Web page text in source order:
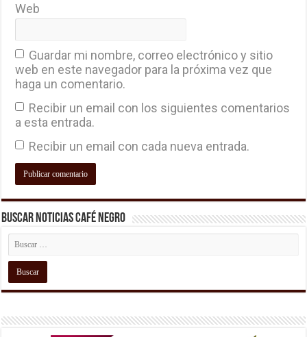
Web
Guardar mi nombre, correo electrónico y sitio
web en este navegador para la próxima vez que
haga un comentario.
Recibir un email con los siguientes comentarios
a esta entrada.
Recibir un email con cada nueva entrada.
Buscar Noticias Café Negro